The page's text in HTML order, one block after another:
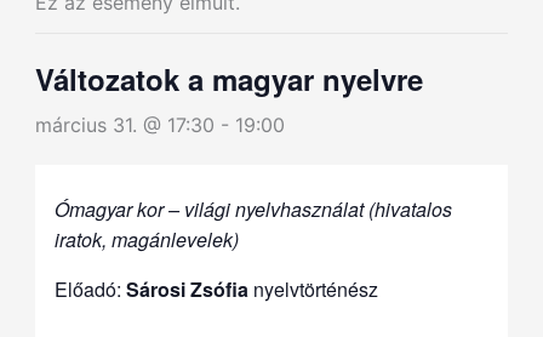
Változatok a magyar nyelvre
március 31. @ 17:30 - 19:00
Ómagyar kor – világi nyelvhasználat (hivatalos
iratok, magánlevelek)
Előadó: Sárosi Zsófia nyelvtörténész